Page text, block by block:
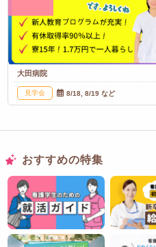
大田病院
見学会 8/18, 8/19 など
おすすめの特集